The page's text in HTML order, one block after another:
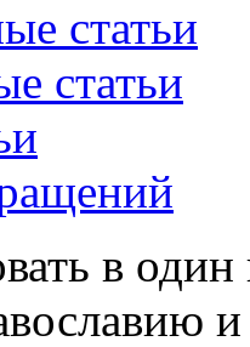
статьи
статьи
в